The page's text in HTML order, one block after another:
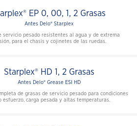
EP 0, 00, 1, 2 Grasas
Antes Delo® Starplex
servicio pesado resistentes al agua y de extrema
para el chasis y cojinetes de las ruedas.
Starplex® HD 1, 2 Grasas
Antes Delo® Grease ESI HD
de grasas de servicio pesado para condiciones
esfuerzo, carga pesada y altas temperaturas.